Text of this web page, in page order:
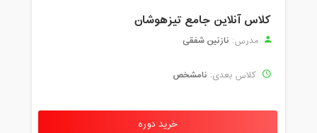
کلاس آنلاین جامع تیزهوشان
مدرس: نازنین شفقی
کلاس بعدی: نامشخص
خرید دوره